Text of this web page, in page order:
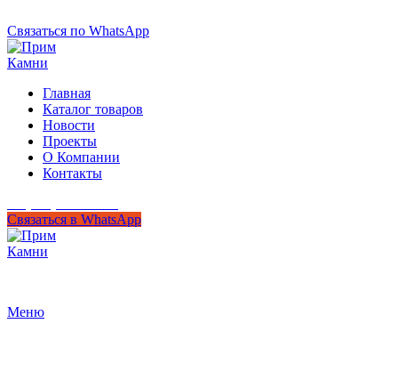
Связаться по WhatsApp
Главная
Каталог товаров
Новости
Проекты
О Компании
Контакты
Связаться в WhatsApp
Меню